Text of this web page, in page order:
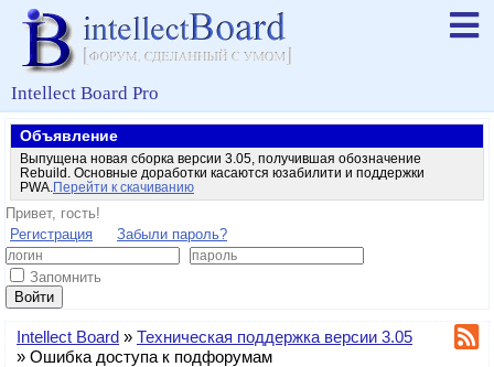
Intellect Board Pro
Объявление
Выпущена новая сборка версии 3.05, получившая обозначение
Rebuild. Основные доработки касаются юзабилити и поддержки
PWA. Перейти к скачиванию
Привет, гость!
Регистрация
Забыли пароль?
Запомнить
Войти
Intellect Board » Техническая поддержка версии 3.05
» Ошибка доступа к подфорумам